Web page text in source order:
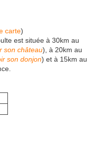
carte)
est située à 30km au
son château), à 20km au
son donjon) et à 15km au